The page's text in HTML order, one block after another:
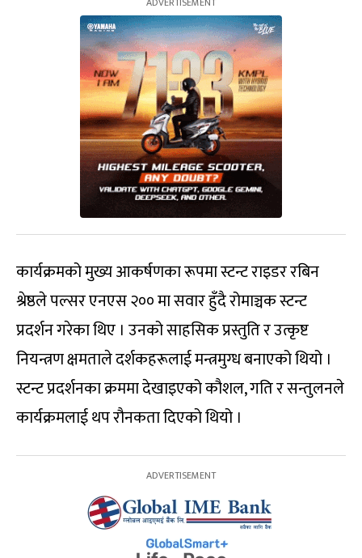
कार्यक्रमको मुख्य आकर्षणका रूपमा स्टन्ट राइडर रबिन
श्रेष्ठले पल्सर एनएस २०० मा सवार हुँदै रोमाञ्चक स्टन्ट
प्रदर्शन गरेका थिए । उनको साहसिक प्रस्तुति र उत्कृष्ट
नियन्त्रण क्षमताले दर्शकहरूलाई मन्त्रमुग्ध बनाएको थियो ।
स्टन्ट प्रदर्शनका क्रममा देखाइएको कौशल, गति र सन्तुलनले
कार्यक्रमलाई थप रौनकता दिएको थियो ।